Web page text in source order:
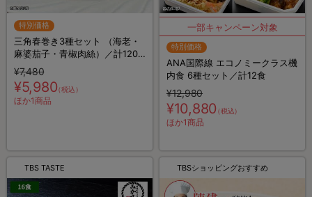
特別価格
三角春巻き3種セット （海老・
麻婆茄子・青椒肉絲）／計120
個
¥7,480
¥5,980（税込）
ほか1商品
特別価格
ANA国際線 エコノミークラス機
内食 6種セット／計12食
¥12,980
¥10,880（税込）
ほか1商品
TBS TASTE TBSショッピングおすすめ